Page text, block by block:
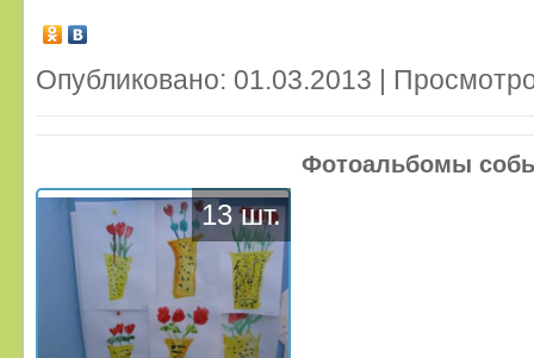
Опубликовано: 01.03.2013 |
Фотоальбомы
13 шт.